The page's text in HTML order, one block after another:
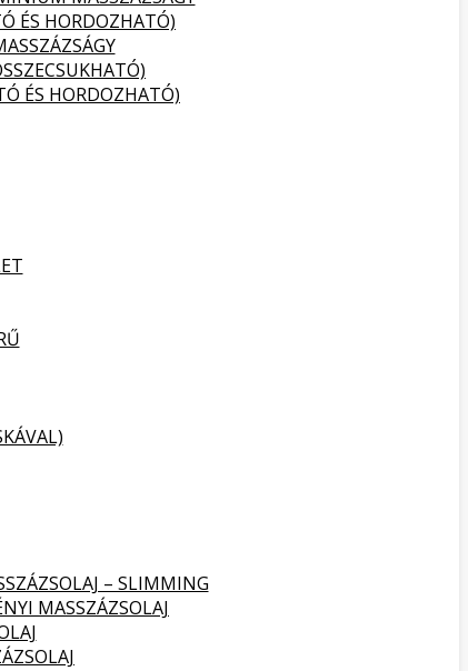
ÉS HORDOZHATÓ)
ÉS HORDOZHATÓ)
– SLIMMING
MASSZÁZSOLAJ